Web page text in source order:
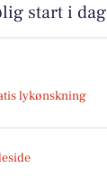
start i dag
lykønskning